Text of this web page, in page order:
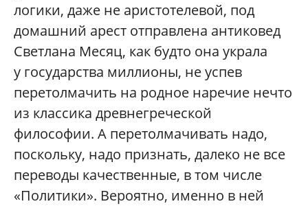
логики, даже не аристотелевой, под
домашний арест отправлена антиковед
Светлана Месяц, как будто она украла
у государства миллионы, не успев
перетолмачить на родное наречие нечто
из классика древнегреческой
философии. А перетолмачивать надо,
поскольку, надо признать, далеко не все
переводы качественные, в том числе
«Политики». Вероятно, именно в ней